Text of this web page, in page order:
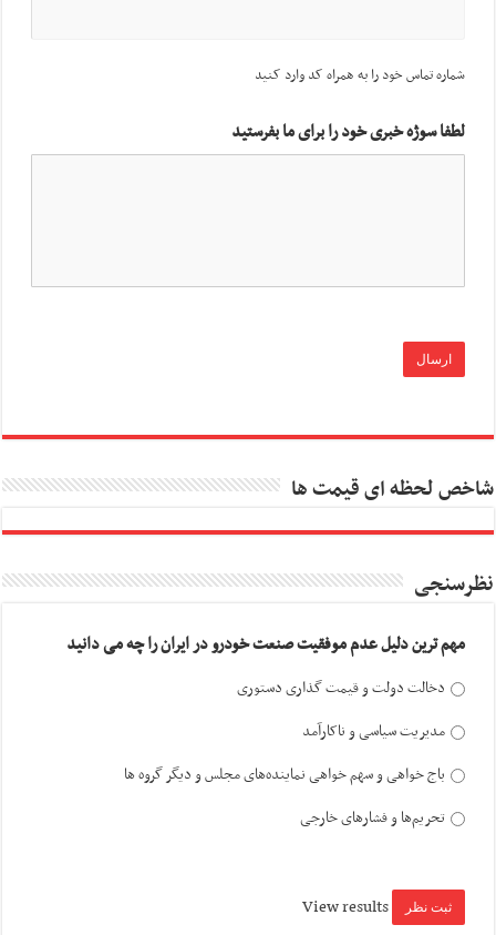
شماره تماس خود را به همراه کد وارد کنید
لطفا سوژه خبری خود را برای ما بفرستید
شاخص لحظه ای قیمت ها
نظرسنجی
مهم ترین دلیل عدم موفقیت صنعت خودرو در ایران را چه می دانید
دخالت دولت و قیمت گذاری دستوری
مدیریت سیاسی و ناکارآمد
باج خواهی و سهم خواهی نماینده‌های مجلس و دیگر گروه ها
تحریم‌ها و فشارهای خارجی
View results